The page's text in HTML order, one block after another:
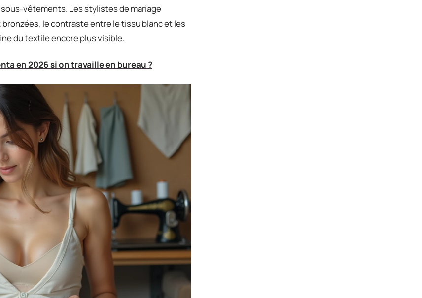
vêtements. Les stylistes de mariage
bronzées, le contraste entre le tissu blanc et les
du textile encore plus visible.
en 2026 si on travaille en bureau ?